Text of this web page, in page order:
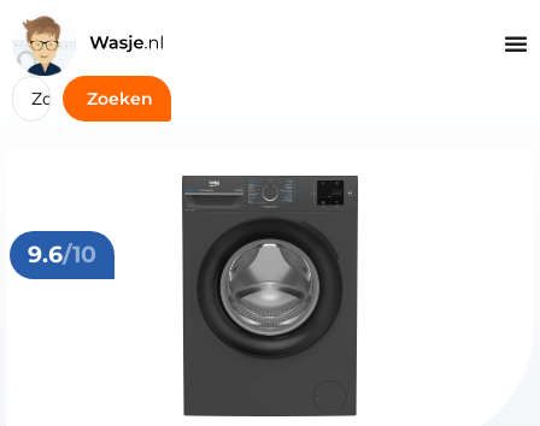
Zoeken
9.6/10